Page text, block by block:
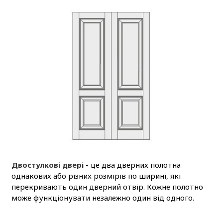
Двостулкові двері- це два дверних полотна
однакових або різних розмірів по ширині, які
перекривають один дверний отвір. Кожне полотно
може функціонувати незалежно один від одного.